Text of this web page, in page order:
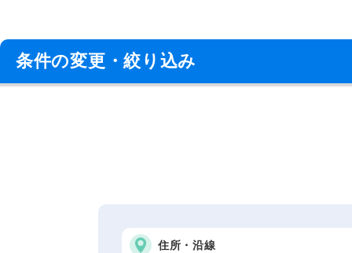
条件の変更・絞り込み
住所・沿線